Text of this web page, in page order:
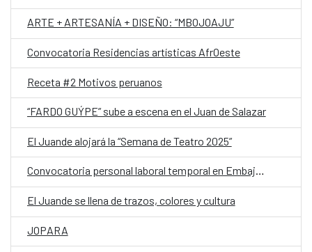
ARTE + ARTESANÍA + DISEÑO: “MBOJOAJU”
Convocatoria Residencias artísticas AfrOeste
Receta #2 Motivos peruanos
“FARDO GUÝPE” sube a escena en el Juan de Salazar
El Juande alojará la “Semana de Teatro 2025”
Convocatoria personal laboral temporal en Embajada de España en Asunción (Paraguay) con la categoría de Auxiliar
El Juande se llena de trazos, colores y cultura
JOPARA